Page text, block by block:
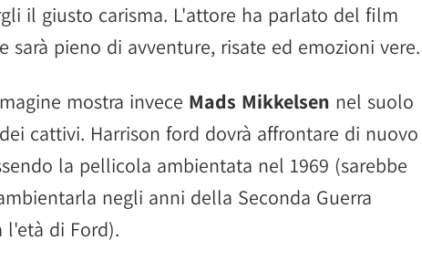
il giusto carisma. L'attore ha parlato del film
sarà pieno di avventure, risate ed emozioni vere.
mostra invece Mads Mikkelsen nel suolo
cattivi. Harrison ford dovrà affrontare di nuovo
la pellicola ambientata nel 1969 (sarebbe
negli anni della Seconda Guerra
l'età di Ford).